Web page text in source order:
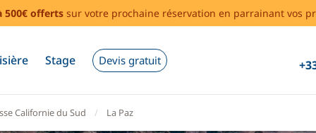
500€ offerts sur votre prochaine réservation en parrainant vos
Stage Devis gratuit
Californie du Sud La Paz